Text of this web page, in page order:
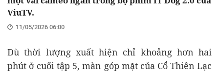
ViuTV.
11/05/2026 06:00
Dù thời lượng xuất hiện chỉ khoảng hơn hai
phút ở cuối tập 5, màn góp mặt của Cổ Thiên Lạc